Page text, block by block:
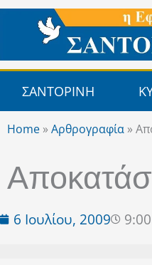
Μετάβαση
περιεχόμενο
ΣΑΝΤΟΡΙΝΗ
Home »Αρθρογραφία »
6 Ιουλίου, 2009